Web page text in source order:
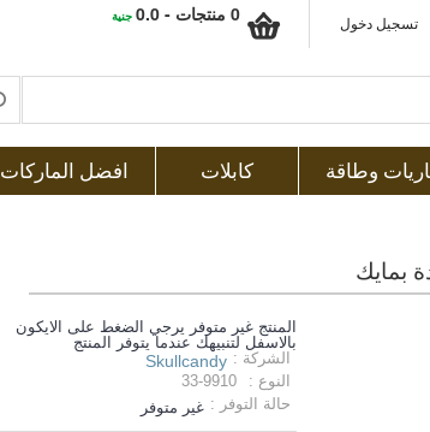
تسجيل دخول 0 منتجات - 0.0 جنية
وطاقة كابلات افضل الماركات
المنتج غير متوفر يرجي الضغط على الايكون
بالاسفل لتنبيهك عندما يتوفر المنتج
الشركة : Skullcandy
النوع :
33-9910
حالة التوفر : غير متوفر